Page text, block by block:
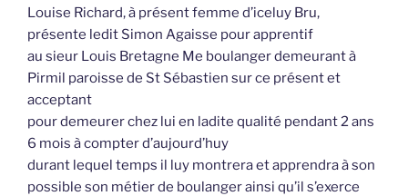
Louise Richard, à présent femme d’iceluy Bru,
présente ledit Simon Agaisse pour apprentif
au sieur Louis Bretagne Me boulanger demeurant à
Pirmil paroisse de St Sébastien sur ce présent et
acceptant
pour demeurer chez lui en ladite qualité pendant 2 ans
6 mois à compter d’aujourd’huy
durant lequel temps il luy montrera et apprendra à son
possible son métier de boulanger ainsi qu’il s’exerce